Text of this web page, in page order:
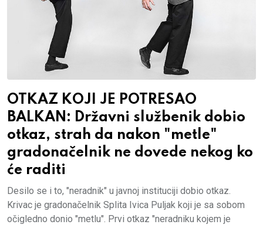
OTKAZ KOJI JE POTRESAO
BALKAN: Državni službenik dobio
otkaz, strah da nakon "metle"
gradonačelnik ne dovede nekog ko
će raditi
Desilo se i to, "neradnik" u javnoj instituciji dobio otkaz.
Krivac je gradonačelnik Splita Ivica Puljak koji je sa sobom
očigledno donio "metlu". Prvi otkaz "neradniku kojem je